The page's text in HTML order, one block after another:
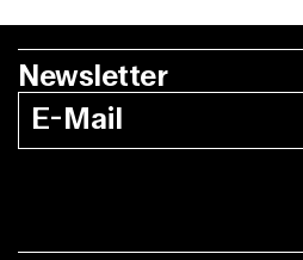
Newsletter